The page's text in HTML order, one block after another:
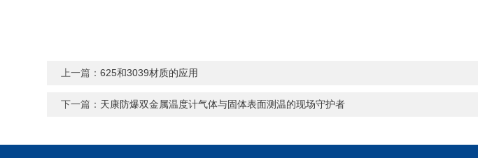
上一篇：625和3039材质的应用
下一篇： 天康防爆双金属温度计气体与固体表面测温的现场守护者